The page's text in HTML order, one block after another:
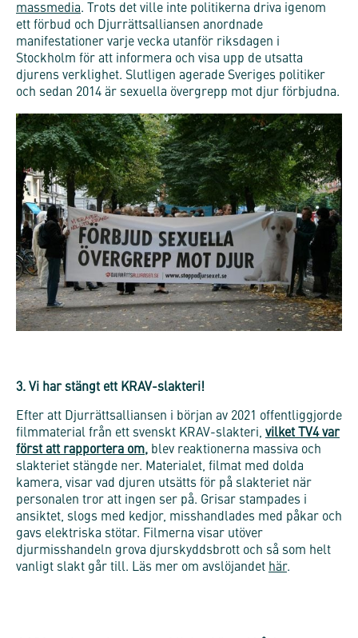
massmedia. Trots det ville inte politikerna driva igenom
ett förbud och Djurrättsalliansen anordnade
manifestationer varje vecka utanför riksdagen i
Stockholm för att informera och visa upp de utsatta
djurens verklighet. Slutligen agerade Sveriges politiker
och sedan 2014 är sexuella övergrepp mot djur förbjudna.
3. Vi har stängt ett KRAV-slakteri!
Efter att Djurrättsalliansen i början av 2021 offentliggjorde
filmmaterial från ett svenskt KRAV-slakteri, vilket TV4 var
först att rapportera om, blev reaktionerna massiva och
slakteriet stängde ner. Materialet, filmat med dolda
kamera, visar vad djuren utsätts för på slakteriet när
personalen tror att ingen ser på. Grisar stampades i
ansiktet, slogs med kedjor, misshandlades med påkar och
gavs elektriska stötar. Filmerna visar utöver
djurmisshandeln grova djurskyddsbrott och så som helt
vanligt slakt går till. Läs mer om avslöjandet här.